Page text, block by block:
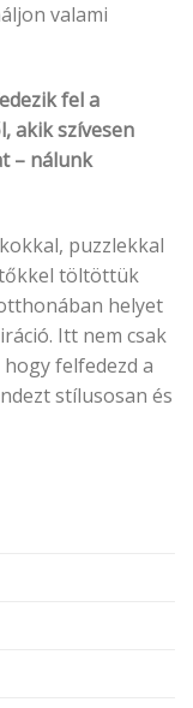
valami
fel a
akik szívesen
– nálunk
puzzlekkal
töltöttük
helyet
Itt nem csak
felfedezd a
stílusosan és